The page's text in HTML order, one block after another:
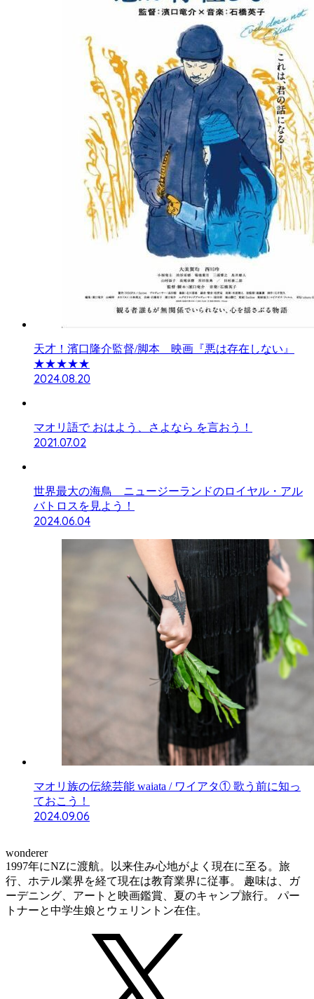
天才！濱口隆介監督/脚本 映画『悪は存在しない』
★★★★★
2024.08.20
マオリ語で おはよう、さよなら を言おう！
2021.07.02
世界最大の海鳥 ニュージーランドのロイヤル・アル
バトロスを見よう！
2024.06.04
マオリ族の伝統芸能 waiata / ワイアタ① 歌う前に知っ
ておこう！
2024.09.06
wonderer
1997年にNZに渡航。以来住み心地がよく現在に至る。旅
行、ホテル業界を経て現在は教育業界に従事。 趣味は、ガ
ーデニング、アートと映画鑑賞、夏のキャンプ旅行。 パー
トナーと中学生娘とウェリントン在住。